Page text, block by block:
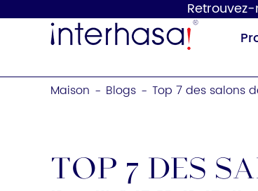
Retrouvez-
Maison - Blogs - Top 7 des salons
Top 7 des